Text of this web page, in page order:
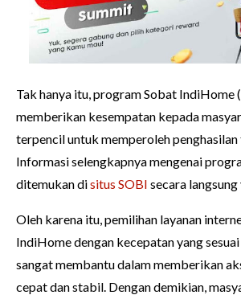
Tak hanya itu, program Sobat IndiHome
memberikan kesempatan kepada
terpencil untuk memperoleh penghasilan
Informasi selengkapnya mengenai
ditemukan disitus SOBI secara langsung
Oleh karena itu, pemilihan layanan
IndiHome dengan kecepatan yang
sangat membantu dalam memberikan
cepat dan stabil. Dengan demikian,